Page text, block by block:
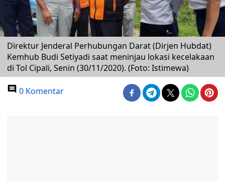
Direktur Jenderal Perhubungan Darat (Dirjen Hubdat)
Kemhub Budi Setiyadi saat meninjau lokasi kecelakaan
di Tol Cipali, Senin (30/11/2020). (Foto: Istimewa)
0 Komentar